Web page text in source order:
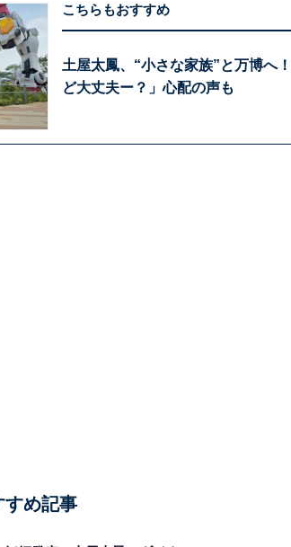
こちらもおすすめ
土屋太鳳、“小さな家族”と万博へ
ど大丈夫ー？」心配の声も
すめ記事